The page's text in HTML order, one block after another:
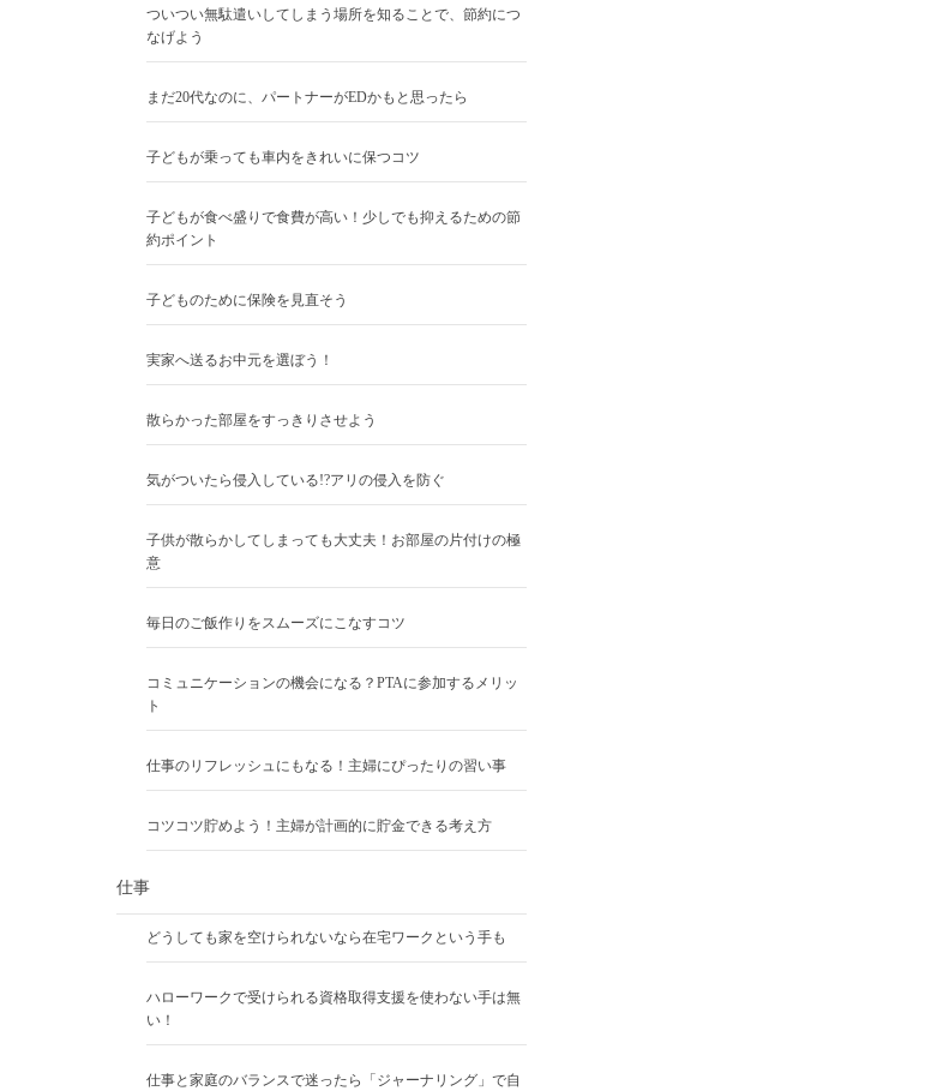
ついつい無駄遣いしてしまう場所を知ることで、節約につ
なげよう
まだ20代なのに、パートナーがEDかもと思ったら
子どもが乗っても車内をきれいに保つコツ
子どもが食べ盛りで食費が高い！少しでも抑えるための節
約ポイント
子どものために保険を見直そう
実家へ送るお中元を選ぼう！
散らかった部屋をすっきりさせよう
気がついたら侵入している!?アリの侵入を防ぐ
子供が散らかしてしまっても大丈夫！お部屋の片付けの極
意
毎日のご飯作りをスムーズにこなすコツ
コミュニケーションの機会になる？PTAに参加するメリッ
ト
仕事のリフレッシュにもなる！主婦にぴったりの習い事
コツコツ貯めよう！主婦が計画的に貯金できる考え方
仕事
どうしても家を空けられないなら在宅ワークという手も
ハローワークで受けられる資格取得支援を使わない手は無
い！
仕事と家庭のバランスで迷ったら「ジャーナリング」で自